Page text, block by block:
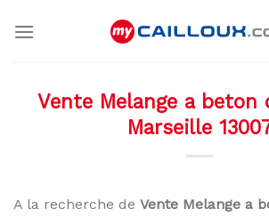
Vente Melange a beton
Marseille
A la recherche de Vente Melange a